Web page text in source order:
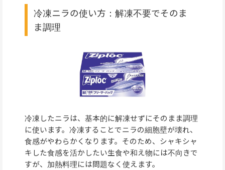
冷凍ニラの使い方：解凍不要でそのま
ま調理
冷凍したニラは、基本的に解凍せずにそのまま調理
に使います。冷凍することでニラの細胞壁が壊れ、
食感がやわらかくなります。そのため、シャキシャ
キした食感を活かしたい生食や和え物には不向きで
すが、加熱料理には問題なく使えます。